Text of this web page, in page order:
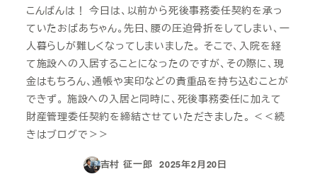
こんばんは！ 今日は、以前から死後事務委任契約を承っ
ていたおばあちゃん。先日、腰の圧迫骨折をしてしまい、一
人暮らしが難しくなってしまいました。 そこで、入院を経
て施設への入居することになったのですが、その際に、現
金はもちろん、通帳や実印などの貴重品を持ち込むことが
できず。 施設への入居と同時に、死後事務委任に加えて
財産管理委任契約を締結させていただきました。 ＜＜続
きはブログで＞＞
吉村 征一郎
投稿日
2025年2月20日